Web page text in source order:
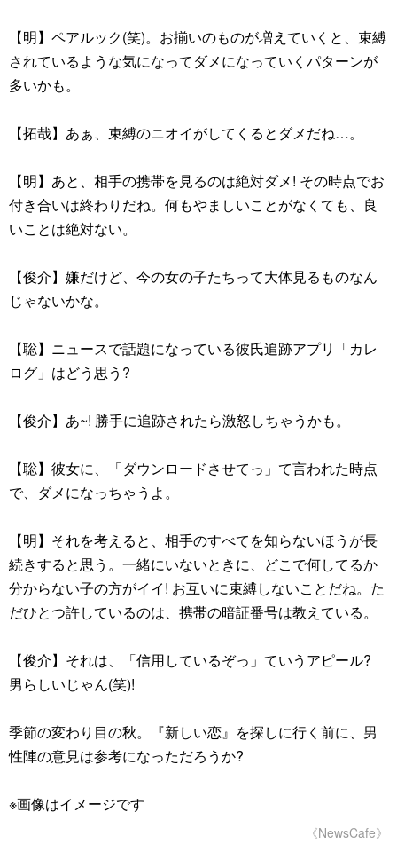
【明】ペアルック(笑)。お揃いのものが増えていくと、束縛
されているような気になってダメになっていくパターンが
多いかも。
【拓哉】あぁ、束縛のニオイがしてくるとダメだね…。
【明】あと、相手の携帯を見るのは絶対ダメ! その時点でお
付き合いは終わりだね。何もやましいことがなくても、良
いことは絶対ない。
【俊介】嫌だけど、今の女の子たちって大体見るものなん
じゃないかな。
【聡】ニュースで話題になっている彼氏追跡アプリ「カレ
ログ」はどう思う?
【俊介】あ~! 勝手に追跡されたら激怒しちゃうかも。
【聡】彼女に、「ダウンロードさせてっ」て言われた時点
で、ダメになっちゃうよ。
【明】それを考えると、相手のすべてを知らないほうが長
続きすると思う。一緒にいないときに、どこで何してるか
分からない子の方がイイ! お互いに束縛しないことだね。た
だひとつ許しているのは、携帯の暗証番号は教えている。
【俊介】それは、「信用しているぞっ」ていうアピール?
男らしいじゃん(笑)!
季節の変わり目の秋。『新しい恋』を探しに行く前に、男
性陣の意見は参考になっただろうか?
※画像はイメージです
《NewsCafe》